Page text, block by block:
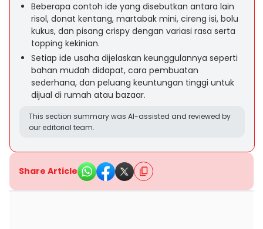
Beberapa contoh ide yang disebutkan antara lain
risol, donat kentang, martabak mini, cireng isi, bolu
kukus, dan pisang crispy dengan variasi rasa serta
topping kekinian.
Setiap ide usaha dijelaskan keunggulannya seperti
bahan mudah didapat, cara pembuatan
sederhana, dan peluang keuntungan tinggi untuk
dijual di rumah atau bazaar.
This section summary was AI-assisted and reviewed by
our editorial team.
Share Article